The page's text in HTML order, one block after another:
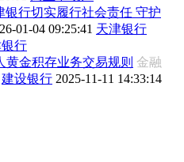
银行切实履行社会责任 守护
01-04 09:25:41 天津银行
行
金积存业务交易规则 金融
建设银行 2025-11-11 14:33:14